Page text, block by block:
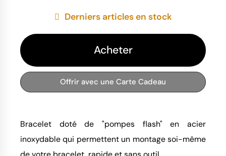
Derniers articles en stock
Acheter
Offrir avec une Carte Cadeau
Bracelet doté de "pompes flash" en acier
inoxydable qui permettent un montage soi-même